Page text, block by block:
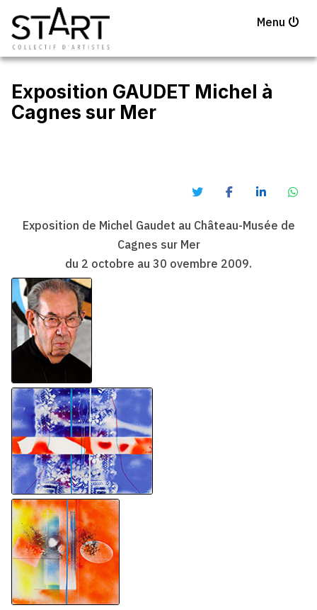
Menu
Exposition GAUDET Michel à
Cagnes sur Mer
Exposition de Michel Gaudet au Château-Musée de
Cagnes sur Mer
du 2 octobre au 30 ovembre 2009.